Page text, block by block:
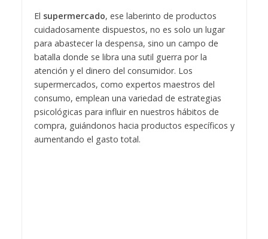
El supermercado, ese laberinto de productos
cuidadosamente dispuestos, no es solo un lugar
para abastecer la despensa, sino un campo de
batalla donde se libra una sutil guerra por la
atención y el dinero del consumidor. Los
supermercados, como expertos maestros del
consumo, emplean una variedad de estrategias
psicológicas para influir en nuestros hábitos de
compra, guiándonos hacia productos específicos y
aumentando el gasto total.